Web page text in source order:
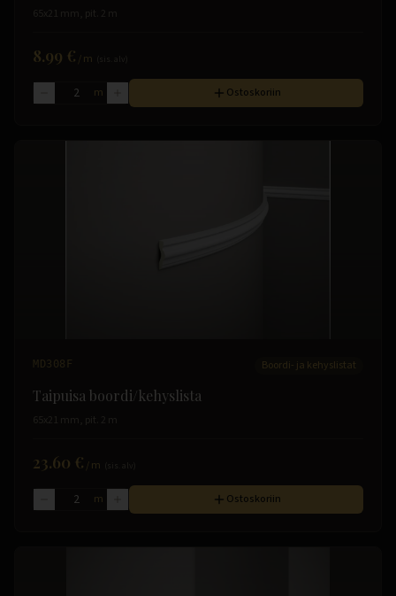
65x21 mm, pit. 2 m
8.99 € /m
m Ostoskoriin
MD308F Boordi- ja kehyslistat
Taipuisa boordi/kehyslista
65x21 mm, pit. 2 m
23.60 € /m
m Ostoskoriin